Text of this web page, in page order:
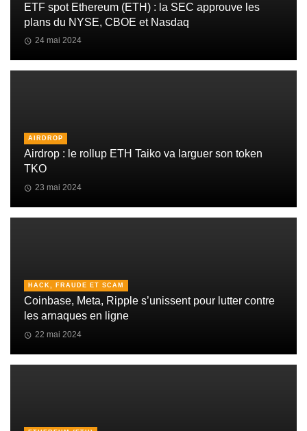
ETF spot Ethereum (ETH) : la SEC approuve les
plans du NYSE, CBOE et Nasdaq
24 mai 2024
AIRDROP
Airdrop : le rollup ETH Taiko va larguer son token
TKO
23 mai 2024
HACK, FRAUDE ET SCAM
Coinbase, Meta, Ripple s’unissent pour lutter contre
les arnaques en ligne
22 mai 2024